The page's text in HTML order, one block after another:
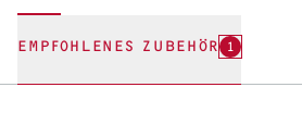
EMPFOHLENES ZUBEHÖR 1